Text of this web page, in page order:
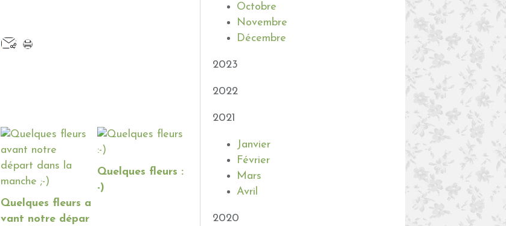
Quelques fleurs a
vant notre dépar
Quelques fleurs :
-)
Octobre
Novembre
Décembre
2023
2022
2021
Janvier
Février
Mars
Avril
2020